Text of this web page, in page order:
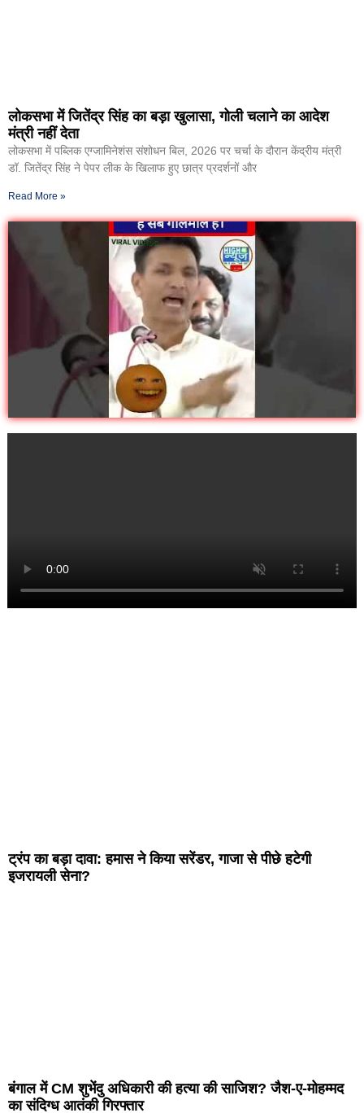
लोकसभा में जितेंद्र सिंह का बड़ा खुलासा, गोली चलाने का आदेश
मंत्री नहीं देता
लोकसभा में पब्लिक एग्जामिनेशंस संशोधन बिल, 2026 पर चर्चा के दौरान केंद्रीय मंत्री
डॉ. जितेंद्र सिंह ने पेपर लीक के खिलाफ हुए छात्र प्रदर्शनों और
Read More »
ट्रंप का बड़ा दावा: हमास ने किया सरेंडर, गाजा से पीछे हटेगी
इजरायली सेना?
बंगाल में CM शुभेंदु अधिकारी की हत्या की साजिश? जैश-ए-मोहम्मद
का संदिग्ध आतंकी गिरफ्तार